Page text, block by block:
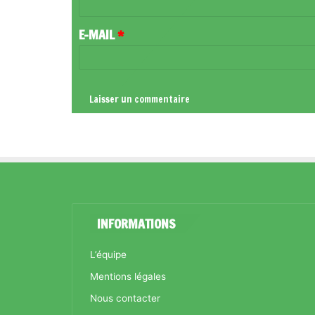
R
E-MAIL*
INFORMATIONS
L’équipe
Mentions légales
Nous contacter